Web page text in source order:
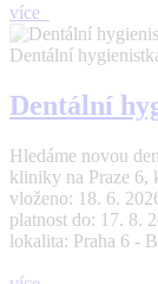
více
Dentální
Dentální
Hledáme novou
kliniky na Praze 6,
vloženo: 18. 6.
platnost do: 17. 8.
lokalita: Praha 6 -